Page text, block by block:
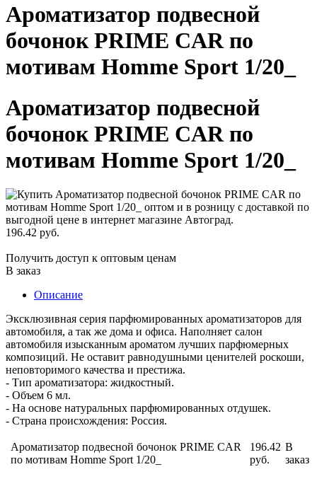
Ароматизатор подвесной
бочонок PRIME CAR по
мотивам Homme Sport 1/20_
Ароматизатор подвесной
бочонок PRIME CAR по
мотивам Homme Sport 1/20_
196.42 руб.
Получить доступ к оптовым ценам
В заказ
Описание
Эксклюзивная серия парфюмированных ароматизаторов для
автомобиля, а так же дома и офиса. Наполняет салон
автомобиля изысканным ароматом лучших парфюмерных
композиций. Не оставит равнодушными ценителей роскоши,
неповторимого качества и престижа.
- Тип ароматизатора: жидкостный.
- Объем 6 мл.
- На основе натуральных парфюмированных отдушек.
- Страна происхождения: Россия.
Ароматизатор подвесной бочонок PRIME CAR
по мотивам Homme Sport 1/20_
196.42
руб.
В
заказ